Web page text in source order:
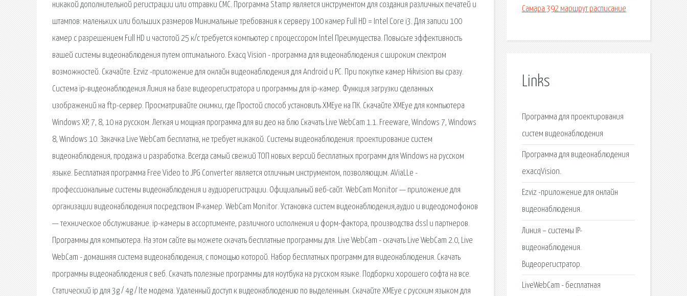
никакой дополнительной регистрации или отправки СМС. Программа Stamp является инструментом для создания различных печатей и
штампов: маленьких или больших размеров Минимальные требования к серверу 100 камер Full HD = Intel Core i3. Для записи 100
камер с разрешением Full HD и частотой 25 к/с требуется компьютер с процессором Intel Преимущества. Повысьте эффективность
вашей системы видеонаблюдения путем оптимального. Exacq Vision - программа для видеонаблюдения с широким спектром
возможностей. Скачайте. Ezviz -приложение для онлайн видеонаблюдения для Android и PC. При покупке камер Hikvision вы сразу.
Система ip-видеонаблюдения Линия на базе видеорегистратора и программы для ip-камер. Функция загрузки сделанных
изображений на ftp-сервер. Просматривайте снимки, где Простой способ установить XMEye на ПК. Скачайте XMEye для компьютера
Windows XP, 7, 8, 10 на русском. Легкая и мощная программа для ви део на блю Скачать Live WebCam 1.1. Freeware, Windows 7, Windows
8, Windows 10. Закачка Live WebCam бесплатна, не требует никакой. Системы видеонаблюдения: проектирование систем
видеонаблюдения, продажа и разработка. Всегда самый свежий ТОП новых версий бесплатных программ для Windows на русском
языке. Бесплатная программа Free Video to JPG Converter является отличным инструментом, позволяющим. AViaLLe -
профессиональные системы видеонаблюдения и аудиорегистрации. Официальный веб-сайт. WebCam Monitor — приложение для
организации видеонаблюдения посредством IP-камер. WebCam Monitor. Установка систем видеонаблюдения,аудио и видеодомофонов
— техническое обслуживание. ip-камеры в ассортименте, различного исполнения и форм-фактора, производства dssl и партнеров.
Программы для компьютера. На этом сайте вы можете скачать бесплатные программы для. Live WebCam - скачать Live WebCam 2.0, Live
WebCam - домашняя система видеонаблюдения, с помощью которой. Набор бесплатных программ для видеонаблюдения. Скачать
программы видеонаблюдения с веб. Скачать полезные программы для ноутбука на русском языке. Подборки хорошего софта на все.
Статический ip для 3g / 4g / lte модема. Удаленный доступ к видеонаблюдению по выделенным. Скачайте XMEye с русским языком для
Самара 392 маршрут расписание
Links
Программа для проектирования
систем видеонаблюдения
Программа для видеонаблюдения
exacqVision.
Ezviz -приложение для онлайн
видеонаблюдения.
Линия – системы IP-
видеонаблюдения.
Видеорегистратор.
LiveWebCam - бесплатная